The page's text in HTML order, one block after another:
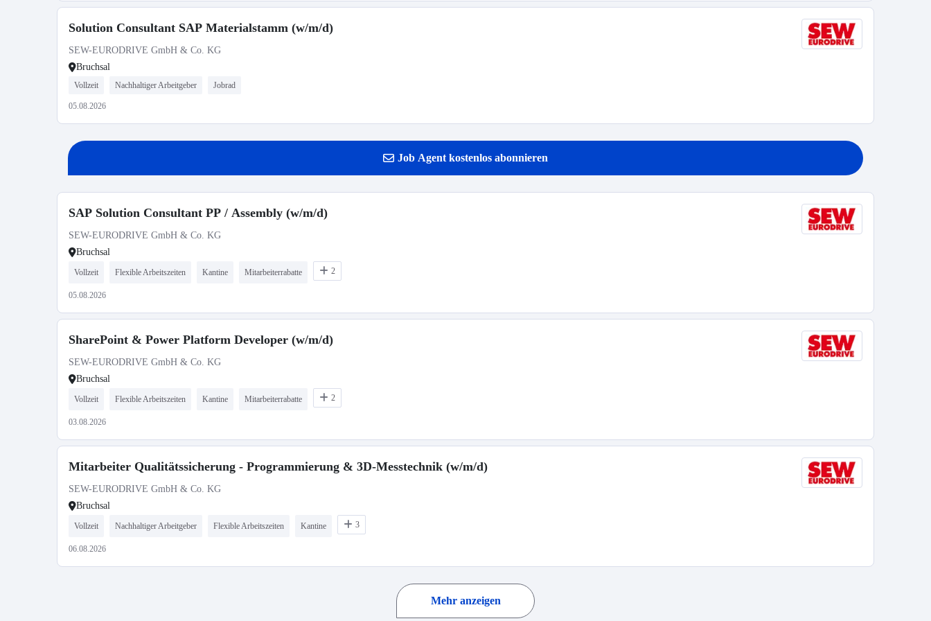
Solution Consultant SAP Materialstamm (w/m/d)
SEW-EURODRIVE GmbH & Co. KG
Bruchsal
Vollzeit Nachhaltiger Arbeitgeber Jobrad
05.08.2026
Job Agent kostenlos abonnieren
SAP Solution Consultant PP / Assembly (w/m/d)
SEW-EURODRIVE GmbH & Co. KG
Bruchsal
Vollzeit Flexible Arbeitszeiten Kantine Mitarbeiterrabatte 2
05.08.2026
SharePoint & Power Platform Developer (w/m/d)
SEW-EURODRIVE GmbH & Co. KG
Bruchsal
Vollzeit Flexible Arbeitszeiten Kantine Mitarbeiterrabatte 2
03.08.2026
Mitarbeiter Qualitätssicherung - Programmierung & 3D-Messtechnik (w/m/d)
SEW-EURODRIVE GmbH & Co. KG
Bruchsal
Vollzeit Nachhaltiger Arbeitgeber Flexible Arbeitszeiten Kantine 3
06.08.2026
Mehr anzeigen